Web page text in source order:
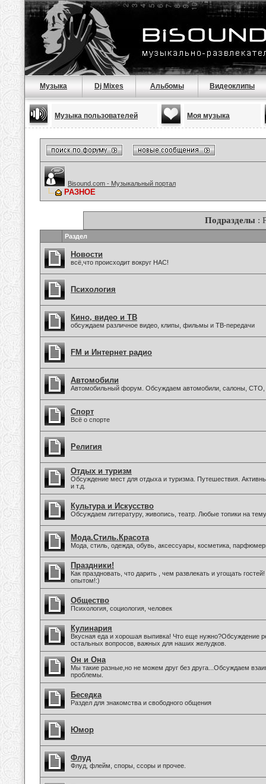
Музыка Dj Mixes Альбомы Видеоклипы
Музыка пользователей Моя музыка
Bisound.com - Музыкальный портал
РАЗНОЕ
Подразделы :
Раздел
Новости
всё,что происходит вокруг НАС!
Психология
Кино, видео и ТВ
обсуждаем различное видео, клипы, фильмы и ТВ-передачи
FM и Интернет радио
Автомобили
Автомобильный форум. Обсуждаем автомобили, салоны, СТО,
Спорт
Всё о спорте
Религия
Отдых и туризм
Обсуждение мест для отдыха и туризма. Путешествия.
и т.д.
Культура и Искусство
Обсуждаем литературу, живопись, театр. Любые топики на
Мода.Стиль.Красота
Мода, стиль, одежда, обувь, аксессуары, косметика,
Праздники!
Как праздновать, что дарить , чем развлекать и угощать
опытом!:)
Общество
Психология, социология, человек
Кулинария
Вкусная еда и хорошая выпивка! Что еще нужно?Обсуждение
остальных вопросов, важных для наших желудков.
Он и Она
Мы такие разные,но не можем друг без друга...Обсуждаем
проблемы.
Беседка
Раздел для знакомства и свободного общения
Юмор
Флуд
Флуд, флейм, споры, ссоры и прочее.